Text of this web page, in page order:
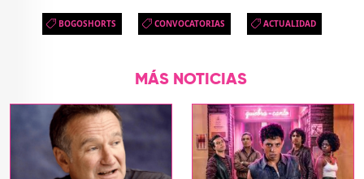
BOGOSHORTS CONVOCATORIAS ACTUALIDAD
MÁS NOTICIAS